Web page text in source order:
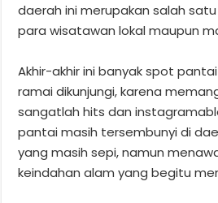
daerah ini merupakan salah
para wisatawan lokal maupun
Akhir-akhir ini banyak spot
ramai dikunjungi, karena
sangatlah hits dan
pantai masih tersembunyi di
yang masih sepi, namun
keindahan alam yang begitu